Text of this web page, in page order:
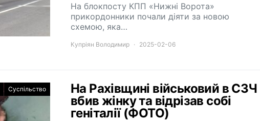
На блокпосту КПП «Нижні Ворота»
прикордонники почали діяти за новою
схемою, яка…
Купріян Володимир 2025-02-06
Суспільство
На Рахівщині військовий в СЗЧ
вбив жінку та відрізав собі
геніталії (ФОТО)